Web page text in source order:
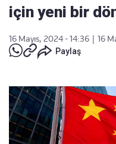
için yeni bir
16 Mayıs, 2024 - 14:36
16
Paylaş